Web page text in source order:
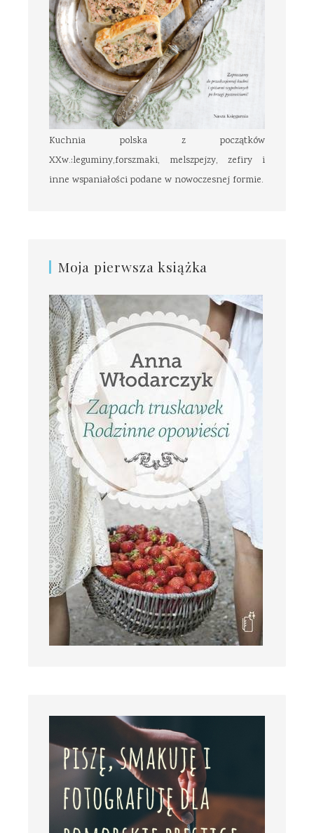
Kuchnia polska z początków
XXw.:leguminy,forszmaki, melszpejzy, zefiry i
inne wspaniałości podane w nowoczesnej formie.
Moja pierwsza książka